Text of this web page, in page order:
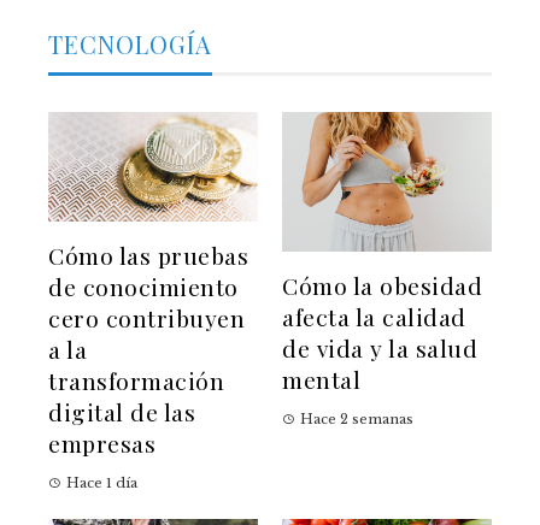
TECNOLOGÍA
Cómo las pruebas
de conocimiento
cero contribuyen
a la
transformación
digital de las
empresas
Hace 1 día
Cómo la obesidad
afecta la calidad
de vida y la salud
mental
Hace 2 semanas